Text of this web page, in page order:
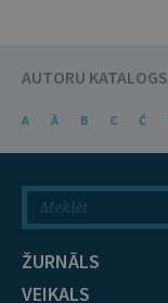
AUTORU KATALOGS
A Ā B C Č
ŽURNĀLS
VEIKALS